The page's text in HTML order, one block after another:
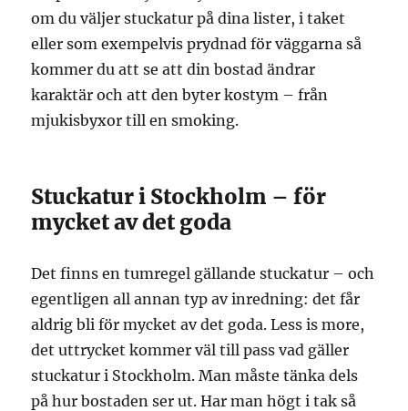
om du väljer stuckatur på dina lister, i taket
eller som exempelvis prydnad för väggarna så
kommer du att se att din bostad ändrar
karaktär och att den byter kostym – från
mjukisbyxor till en smoking.
Stuckatur i Stockholm – för
mycket av det goda
Det finns en tumregel gällande stuckatur – och
egentligen all annan typ av inredning: det får
aldrig bli för mycket av det goda. Less is more,
det uttrycket kommer väl till pass vad gäller
stuckatur i Stockholm. Man måste tänka dels
på hur bostaden ser ut. Har man högt i tak så